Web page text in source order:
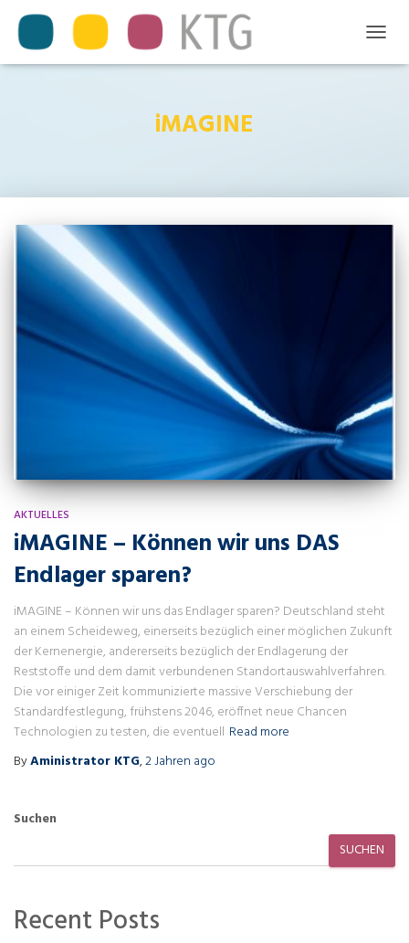
iMAGINE
AKTUELLES
iMAGINE – Können wir uns DAS
Endlager sparen?
iMAGINE – Können wir uns das Endlager sparen? Deutschland steht
an einem Scheideweg, einerseits bezüglich einer möglichen Zukunft
der Kernenergie, andererseits bezüglich der Endlagerung der
Reststoffe und dem damit verbundenen Standortauswahlverfahren.
Die vor einiger Zeit kommunizierte massive Verschiebung der
Standardfestlegung, frühstens 2046, eröffnet neue Chancen
Technologien zu testen, die eventuell Read more
ByAministrator KTG,2 Jahren ago
Suchen
SUCHEN
Recent Posts